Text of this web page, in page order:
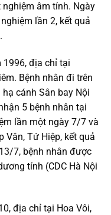
nghiệm âm tính. Ngày
lần 2, kết quả
1996, địa chỉ tại
Bệnh nhân đi trên
cánh Sân bay Nội
5 bệnh nhân tại
lần một ngày 7/7 và
Vân, Tứ Hiệp, kết quả
7, bệnh nhân được
tính (CDC Hà Nội
địa chỉ tại Hoa Vôi,